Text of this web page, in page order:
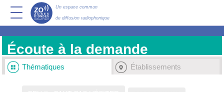
Un espace commun
de diffusion radiophonique
Écoute à la demande
Thématiques Établissements